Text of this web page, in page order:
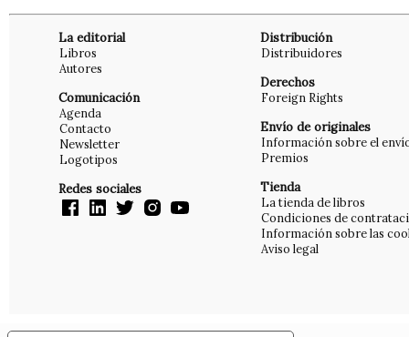
La editorial
Libros
Autores
Comunicación
Agenda
Contacto
Newsletter
Logotipos
Redes sociales
Distribución
Distribuidores
Derechos
Foreign Rights
Envío de originales
Información sobre el
Premios
Tienda
La tienda de libros
Condiciones de
Información sobre las
Aviso legal